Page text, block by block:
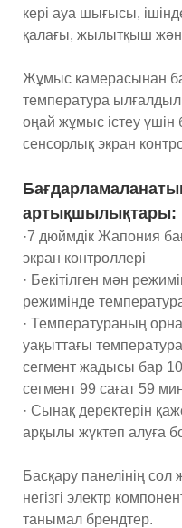
кері ауа шығысы,
қалағы, жылытқыш
Жұмыс камерасынан
температура
оңай жұмыс істеу
сенсорлық экран
артықшылықтары:
·7 дюймдік Жапония
экран контроллері
· Бекітілген мән
режимінде
· Температураның
уақыттағы
сегмент жадысы бар
сегмент 99 сағат 59
· Сынақ деректерін
арқылы жүктеп алуға
Басқару панелінің
негізгі электр
танымал брендтер.